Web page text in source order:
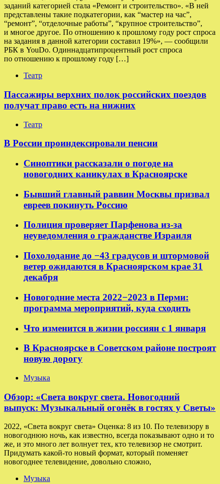
заданий категорией стала «Ремонт и строительство». «В ней
представлены такие подкатегории, как “мастер на час”,
“ремонт”, “отделочные работы”, “крупное строительство”,
и многое другое. По отношению к прошлому году рост спроса
на задания в данной категории составил 19%», — сообщили
РБК в YouDo. Одиннадцатипроцентный рост спроса
по отношению к прошлому году […]
Театр
Пассажиры верхних полок российских поездов
получат право есть на нижних
Театр
В России проиндексировали пенсии
Синоптики рассказали о погоде на
новогодних каникулах в Красноярске
Бывший главный раввин Москвы призвал
евреев покинуть Россию
Полиция проверяет Парфенова из-за
неуведомления о гражданстве Израиля
Похолодание до −43 градусов и штормовой
ветер ожидаются в Красноярском крае 31
декабря
Новогодние места 2022−2023 в Перми:
программа мероприятий, куда сходить
Что изменится в жизни россиян с 1 января
В Красноярске в Советском районе построят
новую дорогу
Музыка
Обзор: «Света вокруг света. Новогодний
выпуск: Музыкальный огонёк в гостях у Светы»
2022, «Света вокруг света» Оценка: 8 из 10. По телевизору в
новогоднюю ночь, как известно, всегда показывают одно и то
же, и это много лет волнует тех, кто телевизор не смотрит.
Придумать какой-то новый формат, который поменяет
новогоднее телевидение, довольно сложно,
Музыка